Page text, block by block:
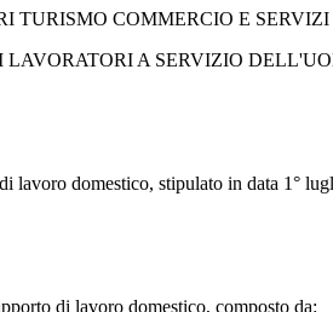
COMMERCIO E SERVIZI
A SERVIZIO
lavoro domestico, stipulato in data 1°
di lavoro domestico, composto da: